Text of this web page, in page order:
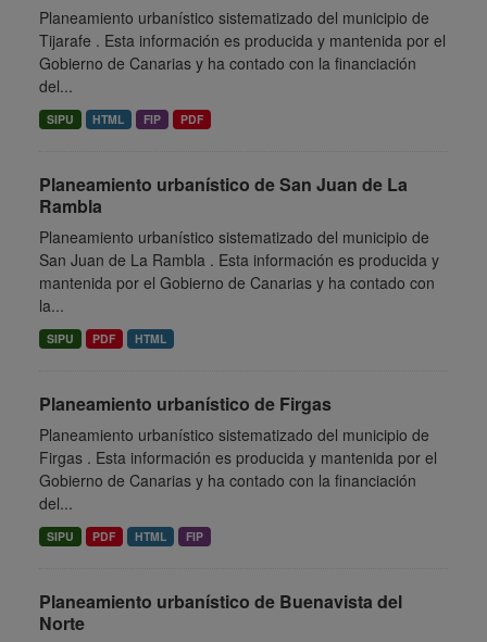
Planeamiento urbanístico sistematizado del municipio de
Tijarafe . Esta información es producida y mantenida por el
Gobierno de Canarias y ha contado con la financiación
del...
SIPU HTML FIP PDF
Planeamiento urbanístico de San Juan de La
Rambla
Planeamiento urbanístico sistematizado del municipio de
San Juan de La Rambla . Esta información es producida y
mantenida por el Gobierno de Canarias y ha contado con
la...
SIPU PDF HTML
Planeamiento urbanístico de Firgas
Planeamiento urbanístico sistematizado del municipio de
Firgas . Esta información es producida y mantenida por el
Gobierno de Canarias y ha contado con la financiación
del...
SIPU PDF HTML FIP
Planeamiento urbanístico de Buenavista del
Norte